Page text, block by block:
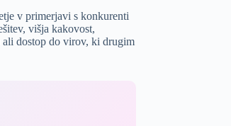
v primerjavi s konkurenti
višja kakovost,
ali dostop do virov, ki drugim